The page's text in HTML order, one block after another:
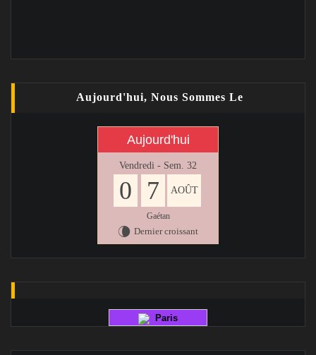
Aujourd'hui, Nous Sommes Le
Aujourd'hui
Vendredi - Sem. 32
0 7 AOÛT
Gaétan
V Dernier croissant
Paris